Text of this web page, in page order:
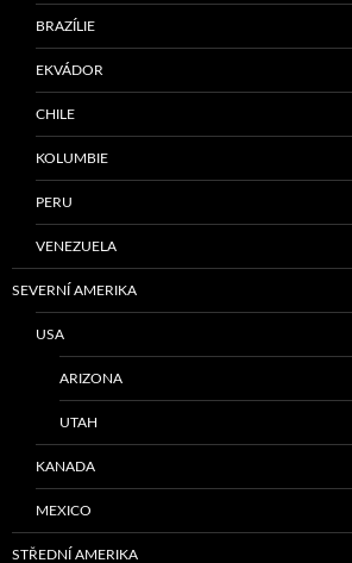
BRAZÍLIE
EKVÁDOR
CHILE
KOLUMBIE
PERU
VENEZUELA
SEVERNÍ AMERIKA
USA
ARIZONA
UTAH
KANADA
MEXICO
STŘEDNÍ AMERIKA